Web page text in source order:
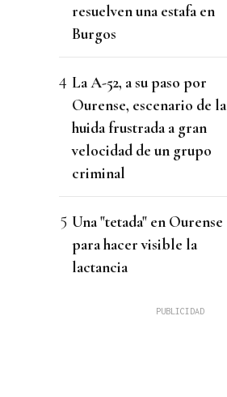
resuelven una estafa en
Burgos
La A-52, a su paso por
Ourense, escenario de la
huida frustrada a gran
velocidad de un grupo
criminal
Una "tetada" en Ourense
para hacer visible la
lactancia